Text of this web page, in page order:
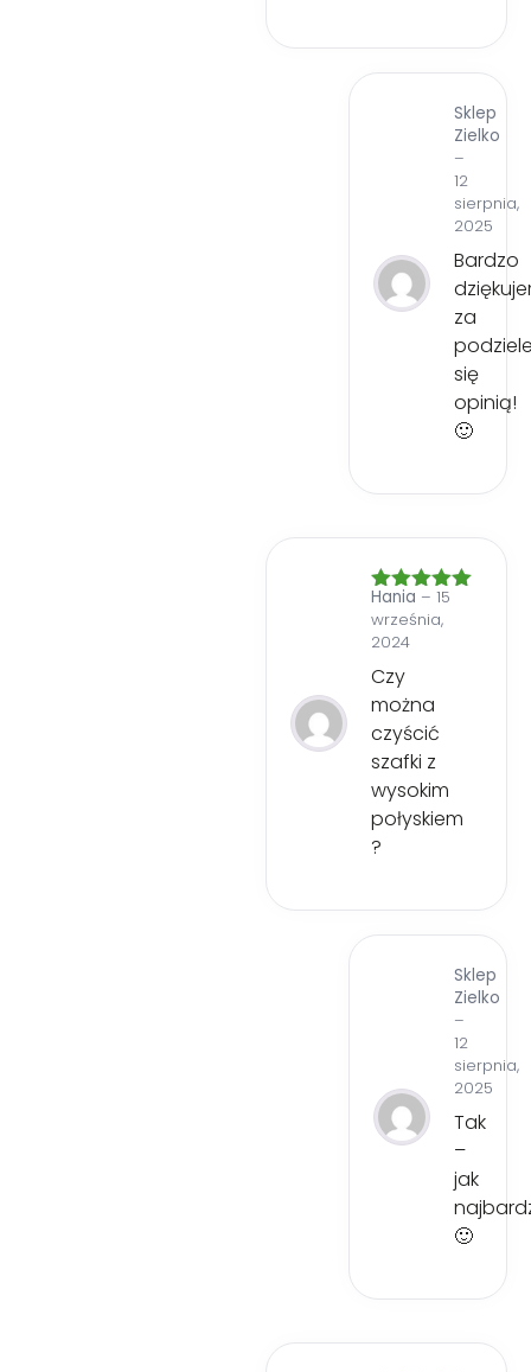
Sklep
Zielko
–
12
sierpnia,
2025
Bardzo
za
się
opinią!
🙂
Oceniono
na 5
Hania – 15
września,
2024
Czy
można
czyścić
szafki z
wysokim
połyskiem
?
Sklep
Zielko
–
12
sierpnia,
2025
Tak
–
jak
🙂